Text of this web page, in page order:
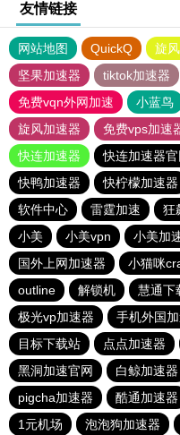
友情链接
网站地图 QuickQ 旋
坚果加速器
tiktok加速器
免费vqn外网加速
小蓝鸟
旋风加速器
免费vps加速
快连加速器
快连加速器官
快鸭加速器
快柠檬加速器
软件中心
雷霆加速 狂
小美
小美vpn 小美加
国外上网加速器
小猫咪
outline
解锁机 慧通下
极光vp加速器
手机外国
目标下载站
点点加速器
黑洞加速官网
白鲸加速器
pigcha加速器
酷通加速器
1元机场
泡泡狗加速器